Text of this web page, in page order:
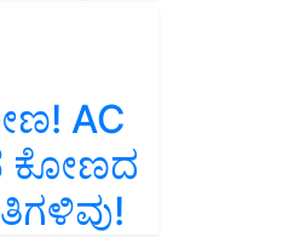
AC
ಕೋಣದ